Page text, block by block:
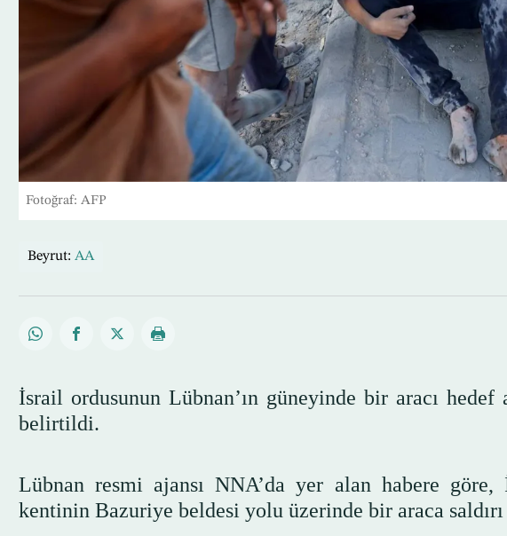
Fotoğraf: AFP
Beyrut: AA
İsrail ordusunun Lübnan’ın güneyinde bir aracı hedef
belirtildi.
Lübnan resmi ajansı NNA’da yer alan habere göre,
kentinin Bazuriye beldesi yolu üzerinde bir araca